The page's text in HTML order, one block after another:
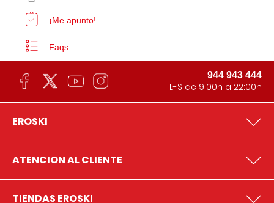
¡Me apunto!
Faqs
944 943 444
L-S de 9:00h a 22:00h
EROSKI
ATENCION AL CLIENTE
TIENDAS EROSKI